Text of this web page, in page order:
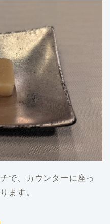
で、カウンターに座っ
ます。